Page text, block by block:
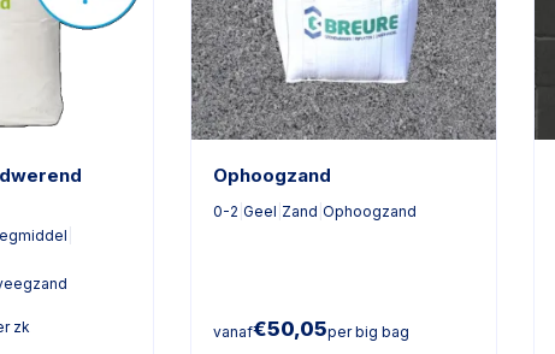
zk
Ophoogzand
0-2 Geel Zand Ophoogzand
vanaf€50,05per big bag